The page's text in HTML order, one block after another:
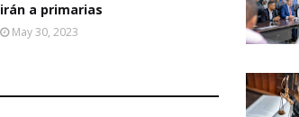
irán a primarias
May 30, 2023